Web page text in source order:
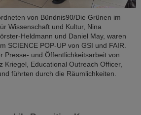
von Bündnis90/Die Grünen im
Wissenschaft und Kultur, Nina
Heldmann und Daniel May, waren
SCIENCE POP-UP von GSI und FAIR.
Presse- und Öffentlichkeitsarbeit von
Kriegel, Educational Outreach Officer,
führten durch die Räumlichkeiten.